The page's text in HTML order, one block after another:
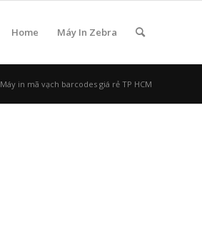
Home Máy In Zebra
Máy in mã vạch barcodes giá rẻ TP HCM